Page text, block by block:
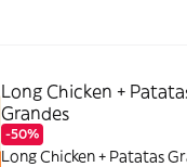
Long Chicken +
Grandes
-50%
Long Chicken + Patatas